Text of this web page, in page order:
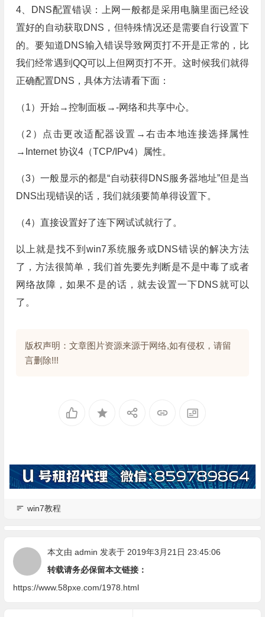
4、DNS配置错误：上网一般都是采用电脑里面已经设
置好的自动获取DNS，但特殊情况还是需要自行设置下
的。要知道DNS输入错误导致网页打不开是正常的，比
我们经常遇到QQ可以上但网页打不开。这时候我们就得
正确配置DNS，具体方法请看下面：
（1）开始→控制面板→-网络和共享中心。
（2）点击更改适配器设置→右击本地连接选择属性
→Internet 协议4（TCP/IPv4）属性。
（3）一般显示的都是“自动获得DNS服务器地址”但是当
DNS出现错误的话，我们就须要简单得设置下。
（4）直接设置好了连下网试试就行了。
以上就是找不到win7系统服务或DNS错误的解决方法
了，方法很简单，我们首先要先判断是不是中毒了或者
网络故障，如果不是的话，就去设置一下DNS就可以
了。
版权声明：文章图片资源来源于网络,如有侵权，请留
言删除!!!
win7教程
本文由 admin 发表于 2019年3月21日 23:45:06
转载请务必保留本文链接：
https://www.58pxe.com/1978.html